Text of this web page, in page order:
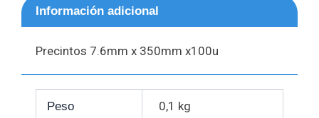
Información adicional
Precintos 7.6mm x 350mm x100u
Peso 0,1 kg